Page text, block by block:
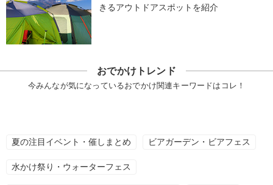
きるアウトドアスポットを紹介
おでかけトレンド
今みんなが気になっているおでかけ関連キーワードはコレ！
夏の注目イベント・催しまとめ ビアガーデン・ビアフェス
水かけ祭り・ウォーターフェス